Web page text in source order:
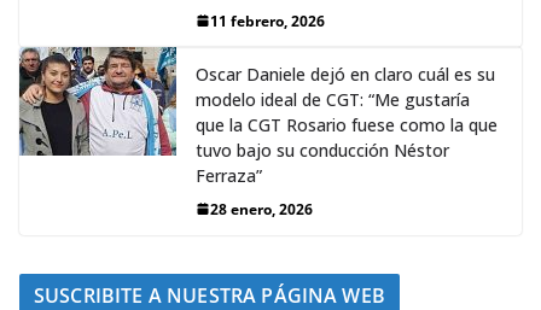
11 febrero, 2026
Oscar Daniele dejó en claro cuál es su
modelo ideal de CGT: “Me gustaría
que la CGT Rosario fuese como la que
tuvo bajo su conducción Néstor
Ferraza”
28 enero, 2026
SUSCRIBITE A NUESTRA PÁGINA WEB